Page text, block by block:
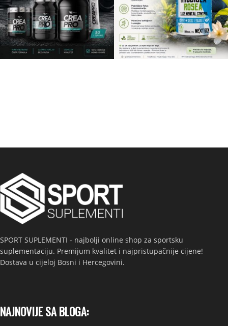
SPORT SUPLEMENTI - najbolji online shop za sportsku
suplementaciju. Premijum kvalitet i najpristupačnije cijene!
Dostava u cijeloj Bosni i Hercegovini.
NAJNOVIJE SA BLOGA: